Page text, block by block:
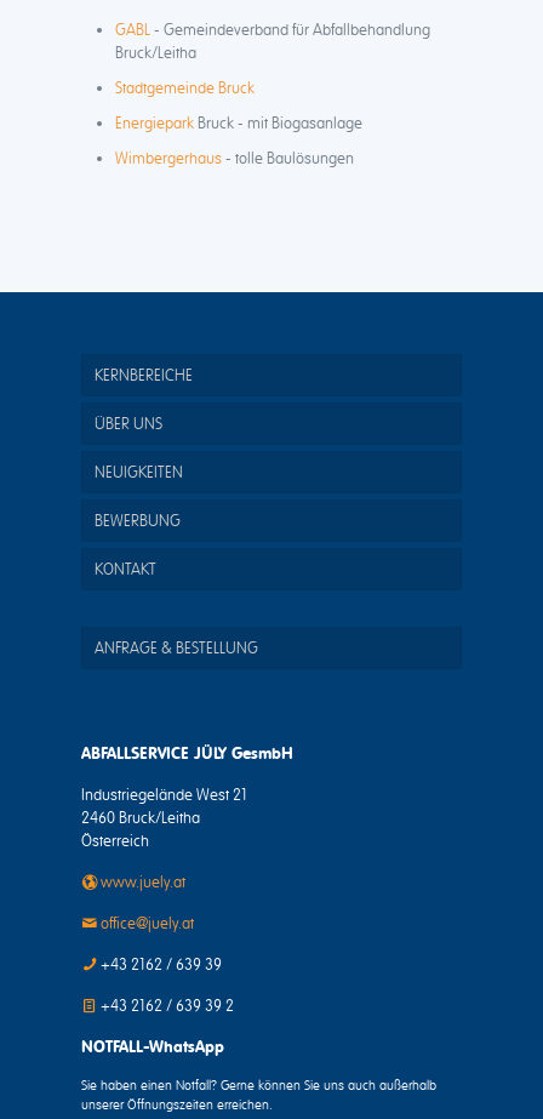
GABL- Gemeindeverband für Abfallbehandlung
Bruck/Leitha
Stadtgemeinde Bruck
EnergieparkBruck - mit Biogasanlage
Wimbergerhaus- tolle Baulösungen
KERNBEREICHE
ÜBER UNS
NEUIGKEITEN
BEWERBUNG
KONTAKT
ANFRAGE & BESTELLUNG
ABFALLSERVICE JÜLY GesmbH
Industriegelände West 21
2460 Bruck/Leitha
Österreich
www.juely.at
office@juely.at
+43 2162 / 639 39
+43 2162 / 639 39 2
NOTFALL-WhatsApp
Sie haben einen Notfall? Gerne können Sie uns auch außerhalb
unserer Öffnungszeiten erreichen.